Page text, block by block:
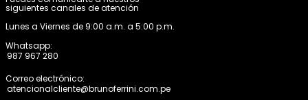
siguientes canales de atención
Lunes a Viernes de 9:00 a.m. a 5:00 p.m.
Whatsapp:
987 967 280
Correo electrónico:
atencionalcliente@brunoferrini.com.pe